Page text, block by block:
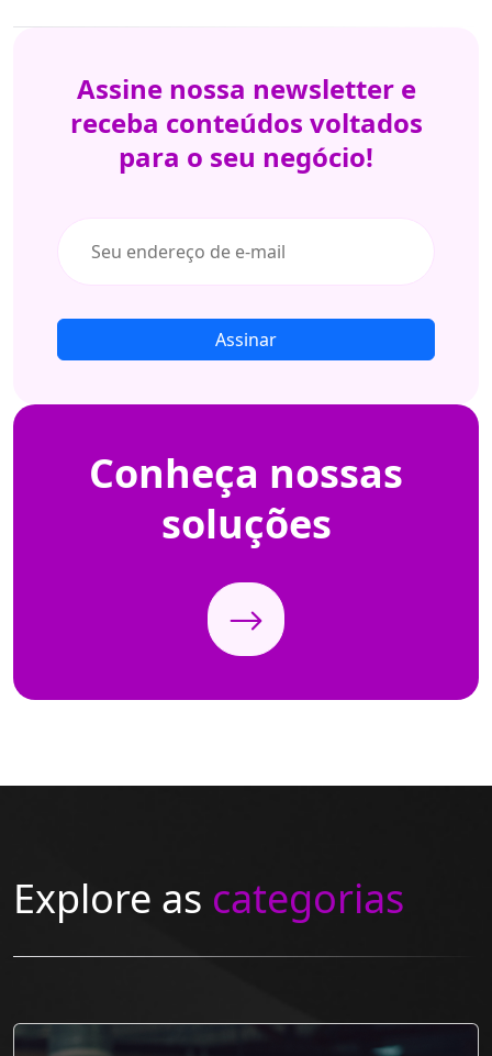
Assine nossa newsletter e
receba conteúdos voltados
para o seu negócio!
Assinar
Conheça nossas
soluções
Explore as categorias